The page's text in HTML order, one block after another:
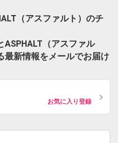
（アスファルト）のチ
ASPHALT（アスファル
最新情報をメールでお届け
お気に入り登録